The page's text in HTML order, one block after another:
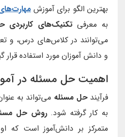
بهترین الگو برای آموزش
به معرفیتکنیک‌های کاربردی
می‌توانند در کلاس‌های درس، و
و دانش آموزان مورد استفاده قرار
اهمیت حل مسئله در
فرآیندحل مسئله می‌تواند به
به کار گرفته شود.روش حل
متمرکز بر دانش‌آموز است که او